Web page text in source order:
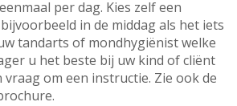
per dag. Kies zelf een
in de middag als het iets
tandarts of mondhygiënist welke
u het beste bij uw kind of cliënt
om een instructie. Zie ook de